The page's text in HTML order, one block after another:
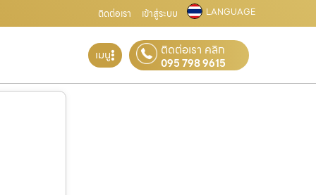
ติดต่อเรา เข้าสู่ระบบ LANGUAGE
เมนู ติดต่อเรา คลิก
095 798 9615